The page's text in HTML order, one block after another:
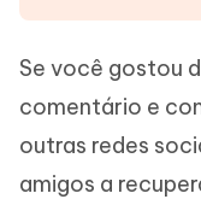
Se você gostou
comentário e
outras redes
amigos a